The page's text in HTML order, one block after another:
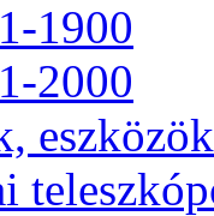
1900
2000
esz­kö­zök